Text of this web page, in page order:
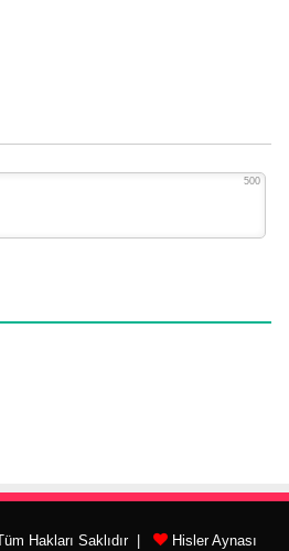
500
Hakları Saklıdır | Hisler Aynası